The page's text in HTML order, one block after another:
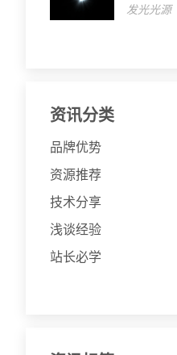
发光光源
资讯分类
品牌优势
资源推荐
技术分享
浅谈经验
站长必学